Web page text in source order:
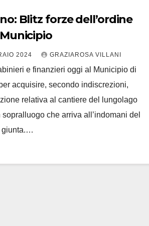
Blitz forze dell’ordine
2024 GRAZIAROSA VILLANI
e finanzieri oggi al Municipio di
acquisire, secondo indiscrezioni,
relativa al cantiere del lungolago
che arriva all’indomani del
giunta.…